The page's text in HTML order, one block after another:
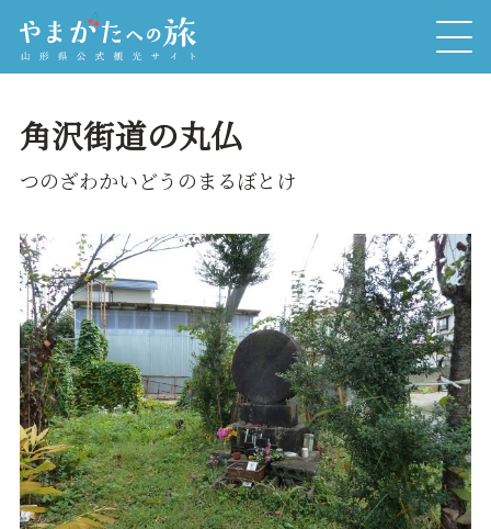
角沢街道の丸仏
つのざわかいどうのまるぼとけ